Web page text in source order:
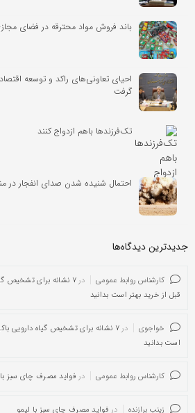
باند فروش مواد محترقه در فضای
احیای تعاونی‌های راکد و توسعه
گرفت
تک‌فرزندها باهم ازدواج کنند
احتمال شنیده شدن صدای انفجار در
جدیدترین دیدگاه‌‌ها
کارشناس روابط عمومی در
۷ نشانه برای تشخیص
قبل از خرید بهتر است بدانید
خواجوی در
۷ نشانه برای تشخیص گیاه دارویی
است بدانید
کارشناس روابط عمومی در فواید مصرف چای سبز با
زینب برازنده در فواید مصرف چای سبز با لیمو